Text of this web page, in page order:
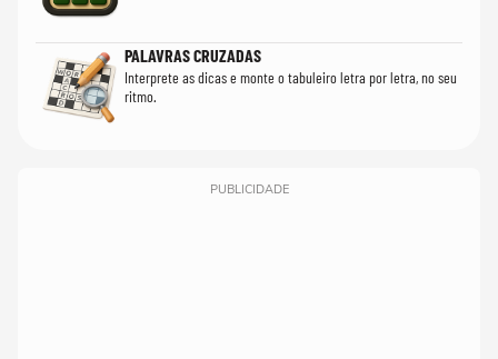
PALAVRAS CRUZADAS
Interprete as dicas e monte o tabuleiro letra por letra, no seu
ritmo.
PUBLICIDADE